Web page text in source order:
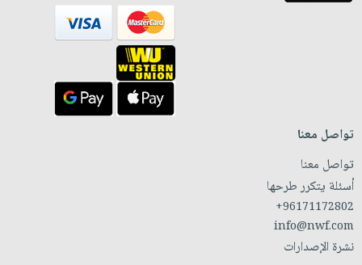
تواصل معنا
تواصل معنا
أسئلة يتكرر طرحها
+96171172802
info@nwf.com
نشرة الإصدارات